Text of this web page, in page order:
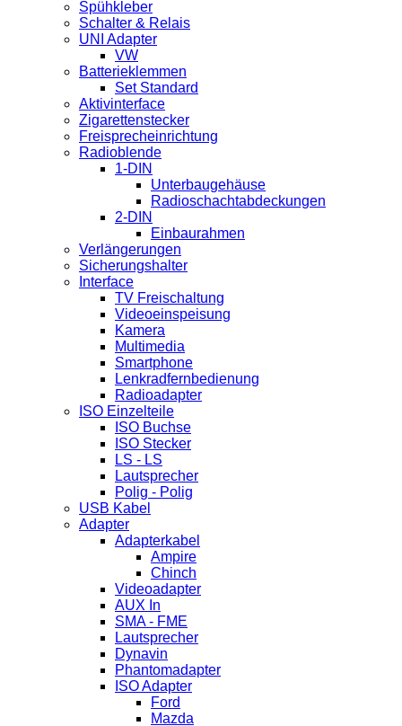
Spühkleber
Schalter & Relais
UNI Adapter
VW
Batterieklemmen
Set Standard
Aktivinterface
Zigarettenstecker
Freisprecheinrichtung
Radioblende
1-DIN
Unterbaugehäuse
Radioschachtabdeckungen
2-DIN
Einbaurahmen
Verlängerungen
Sicherungshalter
Interface
TV Freischaltung
Videoeinspeisung
Kamera
Multimedia
Smartphone
Lenkradfernbedienung
Radioadapter
ISO Einzelteile
ISO Buchse
ISO Stecker
LS - LS
Lautsprecher
Polig - Polig
USB Kabel
Adapter
Adapterkabel
Ampire
Chinch
Videoadapter
AUX In
SMA - FME
Lautsprecher
Dynavin
Phantomadapter
ISO Adapter
Ford
Mazda